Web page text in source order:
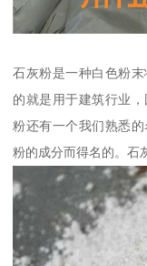
石灰粉是一种白色粉
的就是用于建筑行业
粉还有一个我们熟悉
粉的成分而得名的。石